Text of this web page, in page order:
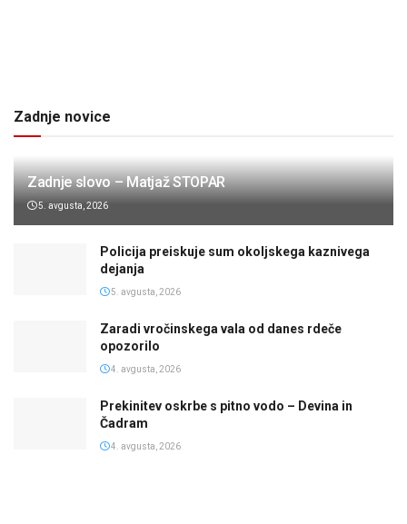
Zadnje novice
Zadnje slovo – Matjaž STOPAR
5. avgusta, 2026
Policija preiskuje sum okoljskega kaznivega
dejanja
5. avgusta, 2026
Zaradi vročinskega vala od danes rdeče
opozorilo
4. avgusta, 2026
Prekinitev oskrbe s pitno vodo – Devina in
Čadram
4. avgusta, 2026